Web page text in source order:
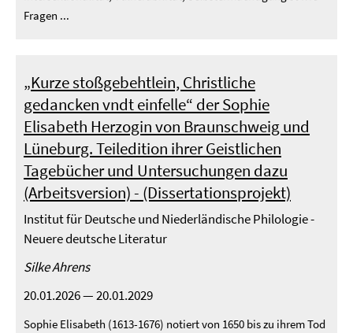
Fragen ...
„Kurze stoßgebehtlein, Christliche
gedancken vndt einfelle“ der Sophie
Elisabeth Herzogin von Braunschweig und
Lüneburg. Teiledition ihrer Geistlichen
Tagebücher und Untersuchungen dazu
(Arbeitsversion) - (Dissertationsprojekt)
Institut für Deutsche und Niederländische Philologie -
Neuere deutsche Literatur
Silke Ahrens
20.01.2026 — 20.01.2029
Sophie Elisabeth (1613-1676) notiert von 1650 bis zu ihrem Tod